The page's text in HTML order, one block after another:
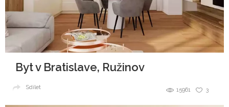
Byt v Bratislave, Ružinov
3
15961
Sdílet